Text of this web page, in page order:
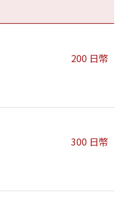
200 日幣
300 日幣